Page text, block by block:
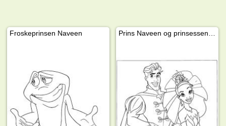
Froskeprinsen Naveen